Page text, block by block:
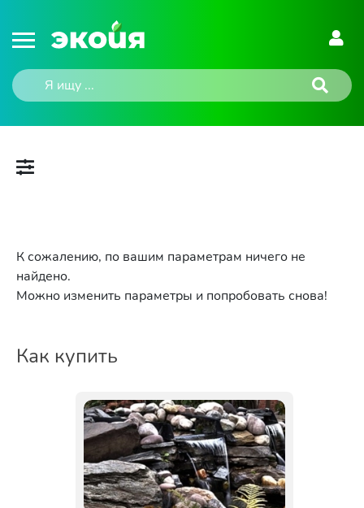
К сожалению, по вашим параметрам ничего не
найдено.
Можно изменить параметры и попробовать снова!
Как купить